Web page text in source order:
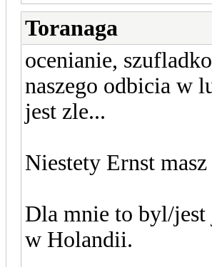
Toranaga
ocenianie,
naszego odbicia w
jest zle...
Niestety Ernst
Dla mnie to byl/jest
w Holandii.